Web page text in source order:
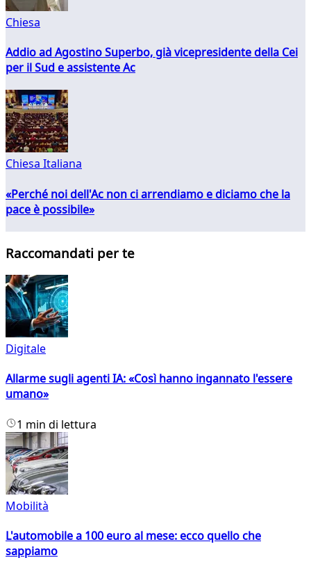
Chiesa
Addio ad Agostino Superbo, già vicepresidente della Cei
per il Sud e assistente Ac
Chiesa Italiana
«Perché noi dell'Ac non ci arrendiamo e diciamo che la
pace è possibile»
Raccomandati per te
Digitale
Allarme sugli agenti IA: «Così hanno ingannato l'essere
umano»
1 min di lettura
Mobilità
L'automobile a 100 euro al mese: ecco quello che
sappiamo